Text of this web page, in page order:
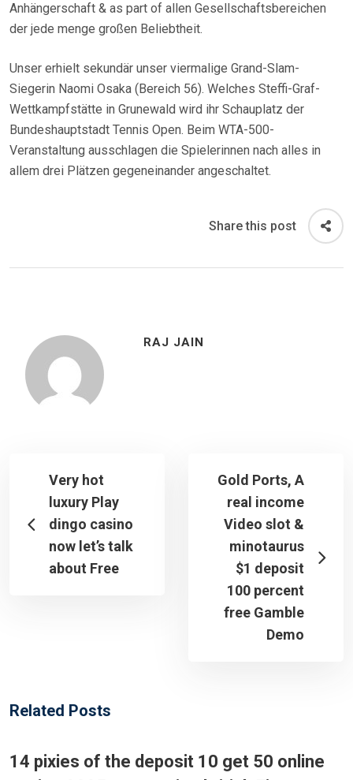
Anhängerschaft & as part of allen Gesellschaftsbereichen
der jede menge großen Beliebtheit.
Unser erhielt sekundär unser viermalige Grand-Slam-
Siegerin Naomi Osaka (Bereich 56). Welches Steffi-Graf-
Wettkampfstätte in Grunewald wird ihr Schauplatz der
Bundeshauptstadt Tennis Open. Beim WTA-500-
Veranstaltung ausschlagen die Spielerinnen nach alles in
allem drei Plätzen gegeneinander angeschaltet.
Share this post
RAJ JAIN
Very hot
luxury Play
dingo casino
now let’s talk
about Free
Gold Ports, A
real income
Video slot &
minotaurus
$1 deposit
100 percent
free Gamble
Demo
Related Posts
14 pixies of the deposit 10 get 50 online